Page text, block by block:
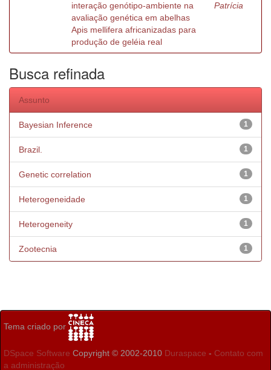
interação genótipo-ambiente na
avaliação genética em abelhas
Apis mellifera africanizadas para
produção de geléia real
Patrícia
Busca refinada
Assunto
1
Bayesian Inference
1
Brazil.
1
Genetic correlation
1
Heterogeneidade
1
Heterogeneity
1
Zootecnia
Tema criado por
DSpace Software Copyright © 2002-2010 Duraspace - Contato com
a administração